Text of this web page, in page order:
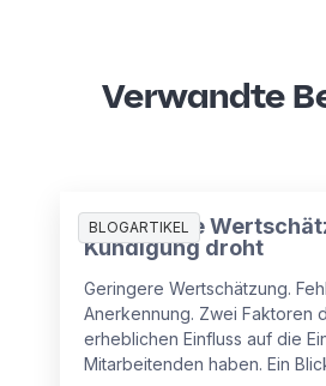
Verwandte
BLOGARTIKEL
Mangelnde
Kündigung droht
Geringere Wertschätzung.
Anerkennung. Zwei Faktoren
erheblichen Einfluss auf die
Mitarbeitenden haben. Ein